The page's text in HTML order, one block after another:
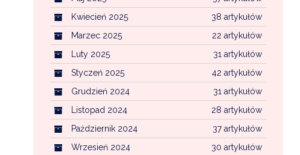
38 artykułów
Kwiecień 2025
22 artykułów
Marzec 2025
31 artykułów
Luty 2025
42 artykułów
Styczeń 2025
31 artykułów
Grudzień 2024
28 artykułów
Listopad 2024
37 artykułów
Październik 2024
30 artykułów
Wrzesień 2024